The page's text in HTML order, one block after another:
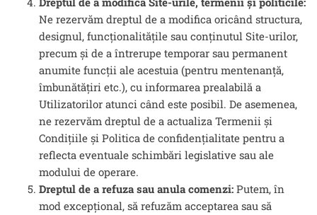
Ne rezervăm dreptul de a modifica oricând structura,
designul, funcționalitățile sau conținutul Site-urilor,
precum și de a întrerupe temporar sau permanent
anumite funcții ale acestuia (pentru mentenanță,
îmbunătățiri etc.), cu informarea prealabilă a
Utilizatorilor atunci când este posibil. De asemenea,
ne rezervăm dreptul de a actualiza Termenii și
Condițiile și Politica de confidențialitate pentru a
reflecta eventuale schimbări legislative sau ale
modului de operare.
Dreptul de a refuza sau anula comenzi: Putem, în
mod excepțional, să refuzăm acceptarea sau să